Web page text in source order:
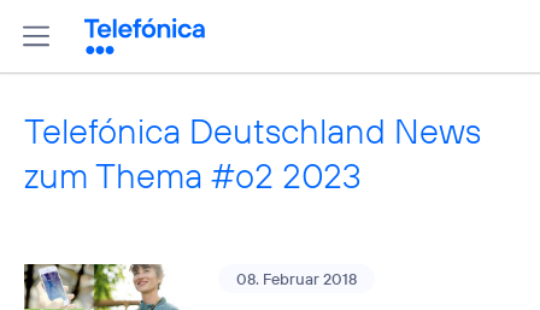
Telefónica Deutschland News
zum Thema #o2 2023
08. Februar 2018